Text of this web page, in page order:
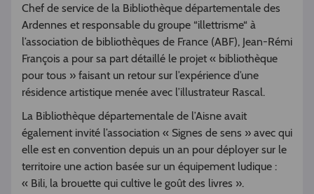
Chef de service de la Bibliothèque départementale des
Ardennes et responsable du groupe “illettrisme“ à
l’association de bibliothèques de France (ABF), Jean-Rémi
François a pour sa part détaillé le projet « bibliothèque
pour tous » faisant un retour sur l’expérience d’une
résidence artistique menée avec l’illustrateur Rascal.
La Bibliothèque départementale de l’Aisne avait
également invité l’association « Signes de sens » avec qui
elle est en convention depuis un an pour déployer sur le
territoire une action basée sur un équipement ludique :
« Bili, la brouette qui cultive le goût des livres ».